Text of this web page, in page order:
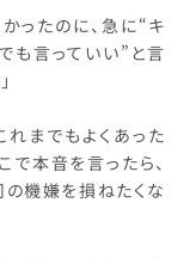
ったのに、急に“キ
も言っていい”と言
れまでもよくあった
で本音を言ったら、
機嫌を損ねたくな